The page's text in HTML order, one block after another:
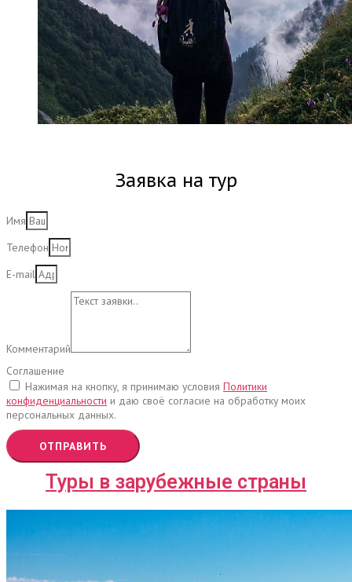
Заявка на тур
Имя
Телефон
E-mail
Комментарий
Соглашение
Нажимая на кнопку, я принимаю условия Политики
конфиденциальности и даю своё согласие на обработку моих
персональных данных.
ОТПРАВИТЬ
Туры в зарубежные страны